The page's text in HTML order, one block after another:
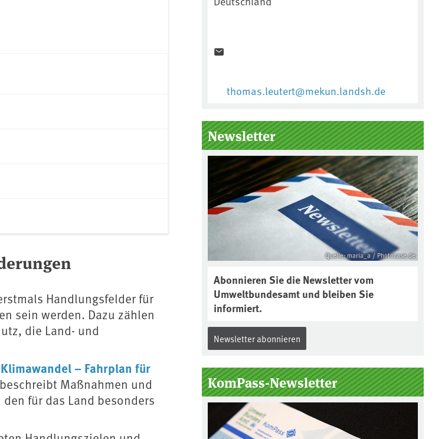
Handlungsfelder für
sein werden. Dazu zählen
die Land- und
– Fahrplan für
Maßnahmen und
für das Land besonders
thomas.leutert@mekun.landsh.de
Newsletter
Quelle: maria_a / Photocase.de
Abonnieren Sie die Newsletter vom
Umweltbundesamt und bleiben Sie
informiert.
Newsletter abonnieren
KomPass-Newsletter